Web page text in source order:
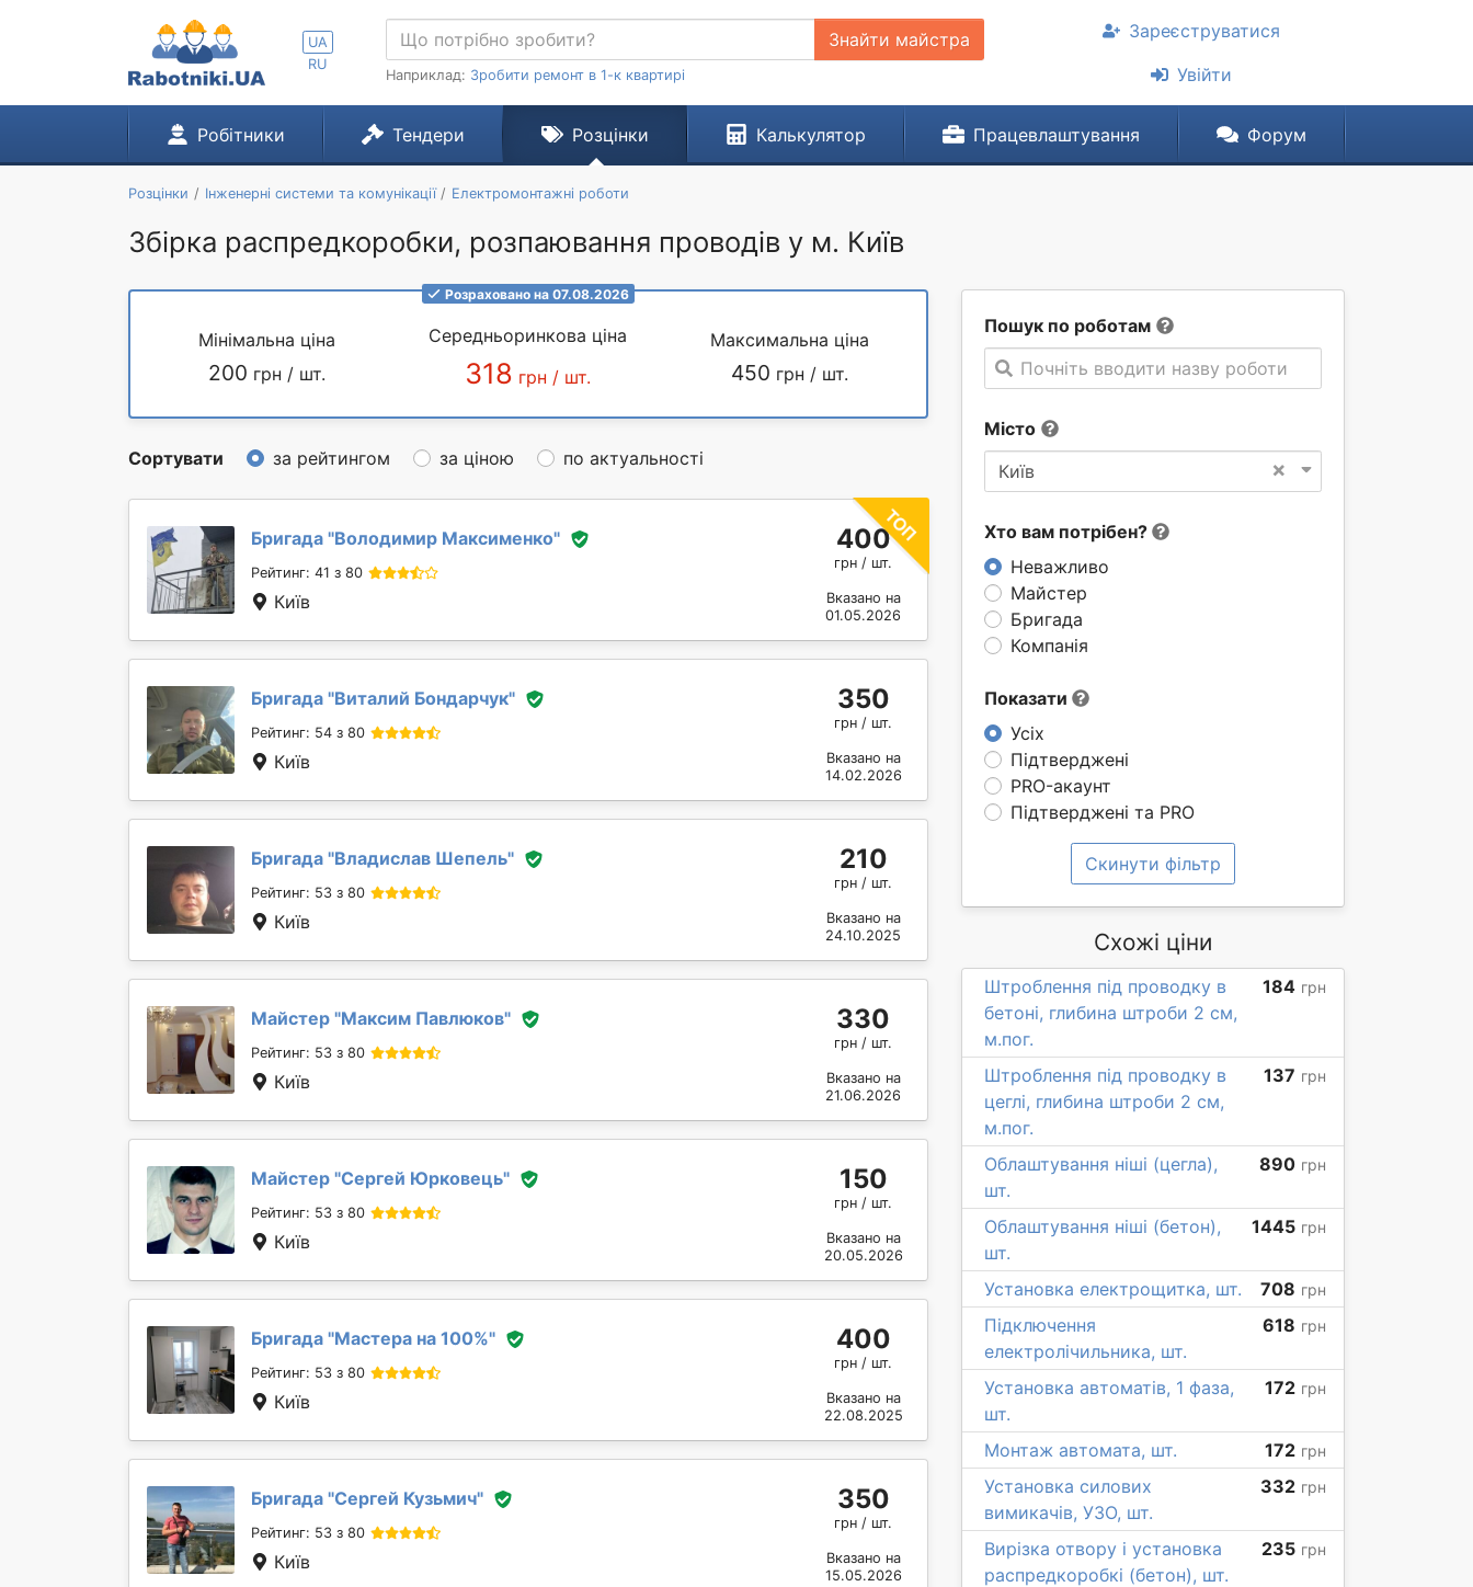
UA
RU
Знайти майстра
Наприклад: Зробити ремонт в 1-к квартирі
Зареєструватися
Увійти
Робітники Тендери Розцінки Калькулятор Працевлаштування Форум
Розцінки Інженерні системи та комунікації Електромонтажні роботи
Збірка распредкоробки, розпаювання проводів у м. Київ
Пошук по роботам
Почніть вводити назву роботи
Місто
×
Київ
Хто вам потрібен?
Неважливо
Майстер
Бригада
Компанія
Показати
Усіх
Підтверджені
PRO-акаунт
Підтверджені та PRO
Скинути фільтр
Розраховано на 07.08.2026
Мінімальна ціна
200 грн / шт.
Середньоринкова ціна
318 грн / шт.
Максимальна ціна
450 грн / шт.
Сортувати за рейтингом за ціною по актуальності
Бригада "Володимир Максименко"
Рейтинг: 41 з 80
Київ
400
грн / шт.
Вказано на
01.05.2026
Бригада "Виталий Бондарчук"
Рейтинг: 54 з 80
Київ
350
грн / шт.
Вказано на
14.02.2026
Бригада "Владислав Шепель"
Рейтинг: 53 з 80
Київ
210
грн / шт.
Вказано на
24.10.2025
Майстер "Максим Павлюков"
Рейтинг: 53 з 80
Київ
330
грн / шт.
Вказано на
21.06.2026
Майстер "Сергей Юрковець"
Рейтинг: 53 з 80
Київ
150
грн / шт.
Вказано на
20.05.2026
Бригада "Мастера на 100%"
Рейтинг: 53 з 80
Київ
400
грн / шт.
Вказано на
22.08.2025
Бригада "Сергей Кузьмич"
Рейтинг: 53 з 80
Київ
350
грн / шт.
Вказано на
15.05.2026
Схожі ціни
Штроблення під проводку в
бетоні, глибина штроби 2 см,
м.пог.
184 грн
Штроблення під проводку в
цеглі, глибина штроби 2 см,
м.пог.
137 грн
Облаштування ніші (цегла),
шт.
890 грн
Облаштування ніші (бетон),
шт.
1445 грн
Установка електрощитка, шт. 708 грн
Підключення
електролічильника, шт.
618 грн
Установка автоматів, 1 фаза,
шт.
172 грн
Монтаж автомата, шт. 172 грн
Установка силових
вимикачів, УЗО, шт.
332 грн
Вирізка отвору і установка
распредкоробкі (бетон), шт.
235 грн